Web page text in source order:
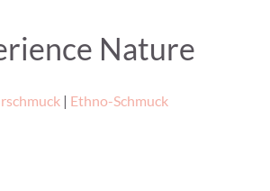
Nature
| Ethno-Schmuck